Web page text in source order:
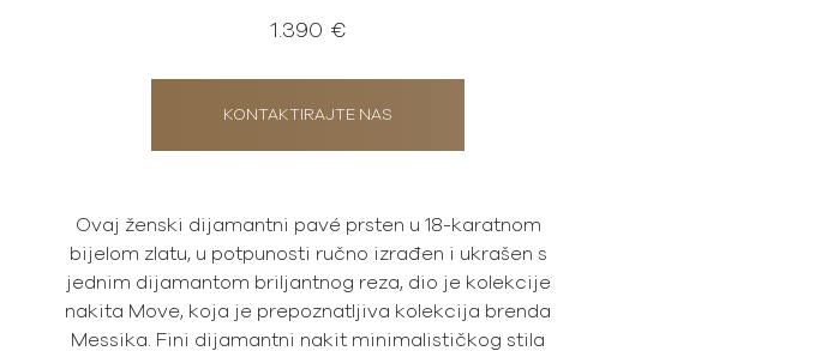
1.390 €
KONTAKTIRAJTE NAS
Ovaj ženski dijamantni pavé prsten u 18-karatnom
bijelom zlatu, u potpunosti ručno izrađen i ukrašen s
jednim dijamantom briljantnog reza, dio je kolekcije
nakita Move, koja je prepoznatljiva kolekcija brenda
Messika. Fini dijamantni nakit minimalističkog stila